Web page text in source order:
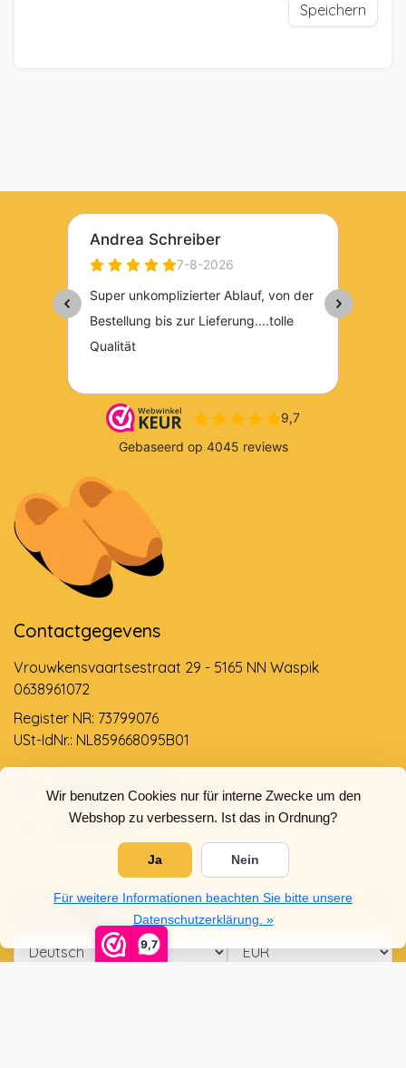
9,7
Wir benutzen Cookies nur für interne Zwecke um den
Webshop zu verbessern. Ist das in Ordnung?
Ja Nein
Für weitere Informationen beachten Sie bitte unsere
Datenschutzerklärung. »
Speichern
Contactgegevens
Vrouwkensvaartsestraat 29 - 5165 NN Waspik
0638961072
Register NR: 73799076
USt-IdNr.: NL859668095B01
info@dehollandseklompenwinkel.nl
0638961072
ÖffnungszeitenSocials
Kundendienst